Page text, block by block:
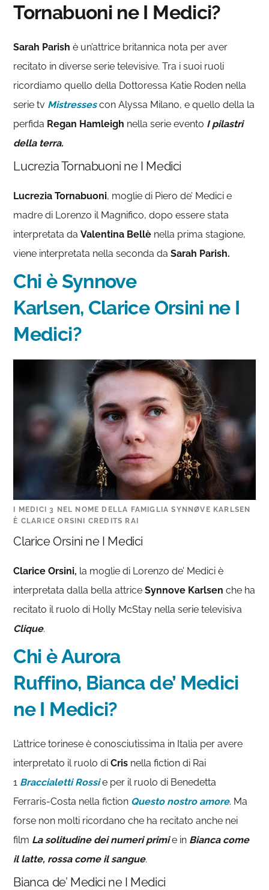
Tornabuoni ne I Medici?
Sarah Parish è un’attrice britannica nota per aver
recitato in diverse serie televisive. Tra i suoi ruoli
ricordiamo quello della Dottoressa Katie Roden nella
serie tv Mistressescon Alyssa Milano, e quello della la
perfida Regan Hamleigh nella serie evento I pilastri
della terra.
Lucrezia Tornabuoni ne I Medici
Lucrezia Tornabuoni, moglie di Piero de’ Medici e
madre di Lorenzo il Magnifico, dopo essere stata
interpretata daValentina Bellè nella prima stagione,
viene interpretata nella seconda daSarah Parish.
Chi è Synnove
Karlsen, Clarice Orsini ne I
Medici?
I MEDICI 3 NEL NOME DELLA FAMIGLIA SYNNØVE KARLSEN
È CLARICE ORSINI CREDITS RAI
Clarice Orsini ne I Medici
Clarice Orsini, la moglie di Lorenzo de’ Medici è
interpretata dalla bella attriceSynnove Karlsen che ha
recitato il ruolo di Holly McStay nella serie televisiva
Clique.
Chi è Aurora
Ruffino, Bianca de’ Medici
ne I Medici?
L’attrice torinese è conosciutissima in Italia per avere
interpretato il ruolo diCris nella fiction di Rai
1 Braccialetti Rossi e per il ruolo di Benedetta
Ferraris-Costa nella fiction Questo nostro amore. Ma
forse non molti ricordano che ha recitato anche nei
film La solitudine dei numeri primi e in Bianca come
il latte, rossa come il sangue.
Bianca de’ Medici ne I Medici